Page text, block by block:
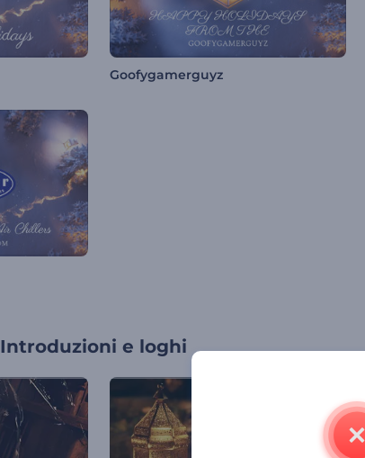
Goofygamerguyz
Introduzioni e loghi